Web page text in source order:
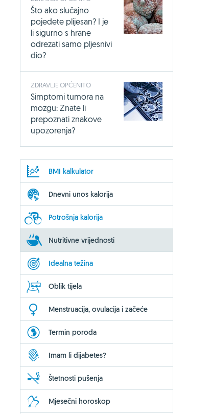
Što ako slučajno
pojedete plijesan? I je
li sigurno s hrane
odrezati samo pljesnivi
dio?
ZDRAVLJE OPĆENITO
Simptomi tumora na
mozgu: Znate li
prepoznati znakove
upozorenja?
BMI kalkulator
Dnevni unos kalorija
Potrošnja kalorija
Nutritivne vrijednosti
Idealna težina
Oblik tijela
Menstruacija, ovulacija i začeće
Termin poroda
Imam li dijabetes?
Štetnosti pušenja
Mjesečni horoskop